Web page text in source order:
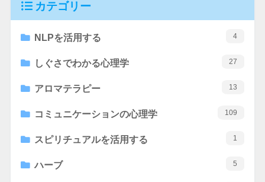
カテゴリー
NLPを活用する 4
しぐさでわかる心理学 27
アロマテラピー 13
コミュニケーションの心理学 109
スピリチュアルを活用する 1
ハーブ 5